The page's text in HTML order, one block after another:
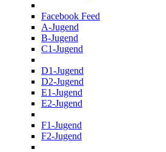
Facebook Feed
A-Jugend
B-Jugend
C1-Jugend
D1-Jugend
D2-Jugend
E1-Jugend
E2-Jugend
F1-Jugend
F2-Jugend